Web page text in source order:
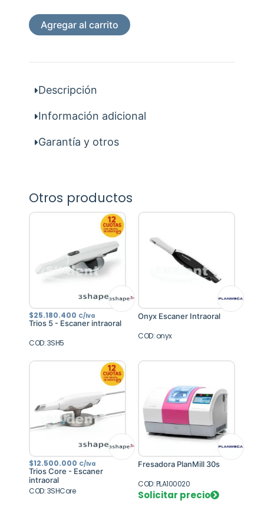
-
Escaner
cantidad
Agregar al carrito
Descripción
Información adicional
Garantía y otros
Otros productos
$25.180.400 C/Iva
Trios 5 - Escaner intraoral
COD: 3SH5
Onyx Escaner Intraoral
COD: onyx
$12.500.000 C/Iva
Trios Core - Escaner
intraoral
COD: 3SHCore
Fresadora PlanMill 30s
COD: PLA100020
Solicitar precio